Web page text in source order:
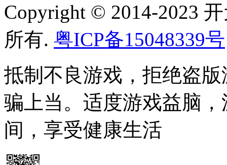
Copyright © 2014-2023
所有. 粤ICP备15048339号
抵制不良游戏，拒绝盗
骗上当。适度游戏益脑
间，享受健康生活